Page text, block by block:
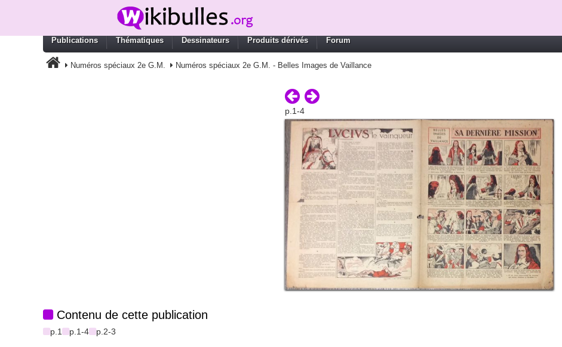
Publications Thématiques Dessinateurs Produits dérivés Forum
Numéros spéciaux 2e G.M. Numéros spéciaux 2e G.M. - Belles Images de Vaillance
p.1-4
Contenu de cette publication
p.1 p.1-4 p.2-3